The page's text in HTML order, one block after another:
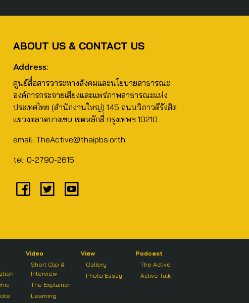
ABOUT US & CONTACT US
Address:
ศูนย์สื่อสารวาระทางสังคมและนโยบายสาธารณะ
องค์การกระจายเสียงและแพร่ภาพสาธารณะแห่ง
ประเทศไทย (สำนักงานใหญ่) 145 ถนนวิภาวดีรังสิต
แขวงตลาดบางเขน เขตหลักสี่ กรุงเทพฯ 10210
email: TheActive@thaipbs.or.th
tel: 0-2790-2615
Video
Short Clip &
Interview
The Explainer
Learning
View
Gallery
Photo Essay
Podcast
The Active
Active Talk